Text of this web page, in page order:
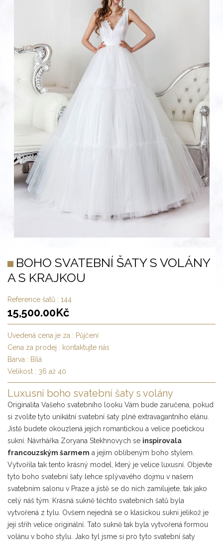
BOHO SVATEBNÍ ŠATY S VOLÁNY
A S KRAJKOU
Reference šatů : 144
15,500.00Kč
Uvedená cena je za : Půjčení
Cena za prodej : kontaktujte nás
Barva : Bílá
Velikost : 36 až 40
Luxusní boho svatební šaty s volány
Originalita Vašeho svatebního looku Vám bude zaručena, pokud
si zvolíte tyto unikátní svatební šaty plné extravagantního elánu.
Jistě budete okouzlená jejich romantickou a velice poetickou
sukní. Návrhářka Zoryana Stekhnovych se inspirovala
francouzským šarmem a jejím oblíbeným boho stylem.
Vytvořila tak tento krásný model, který je velice luxusní. Objevte
tyto boho svatební šaty lehce splývavého dojmu v našem
svatebním salonu v Praze a jistě se do nich zamilujete, tak jako
celý náš tým. Krásná sukně těchto svatebních šatů byla
vytvořená z tylu. Ovšem nejedná se o klasickou sukni jelikož je
její střih velice originální. Tato sukně tak byla vytvořená formou
volánu v boho stylu. Jako tyl jsme si pro tyto svatební šaty